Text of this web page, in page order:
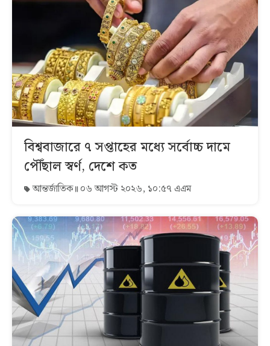
বিশ্ববাজারে ৭ সপ্তাহের মধ্যে সর্বোচ্চ দামে
পৌঁছাল স্বর্ণ, দেশে কত
আন্তর্জাতিক ০৬ আগস্ট ২০২৬, ১০:৫৭ এএম